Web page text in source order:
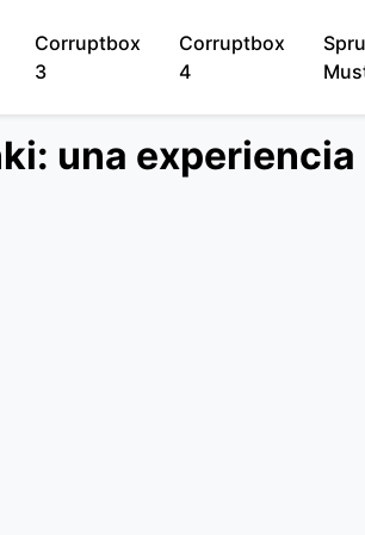
Corruptbox
3
Corruptbox
4
una